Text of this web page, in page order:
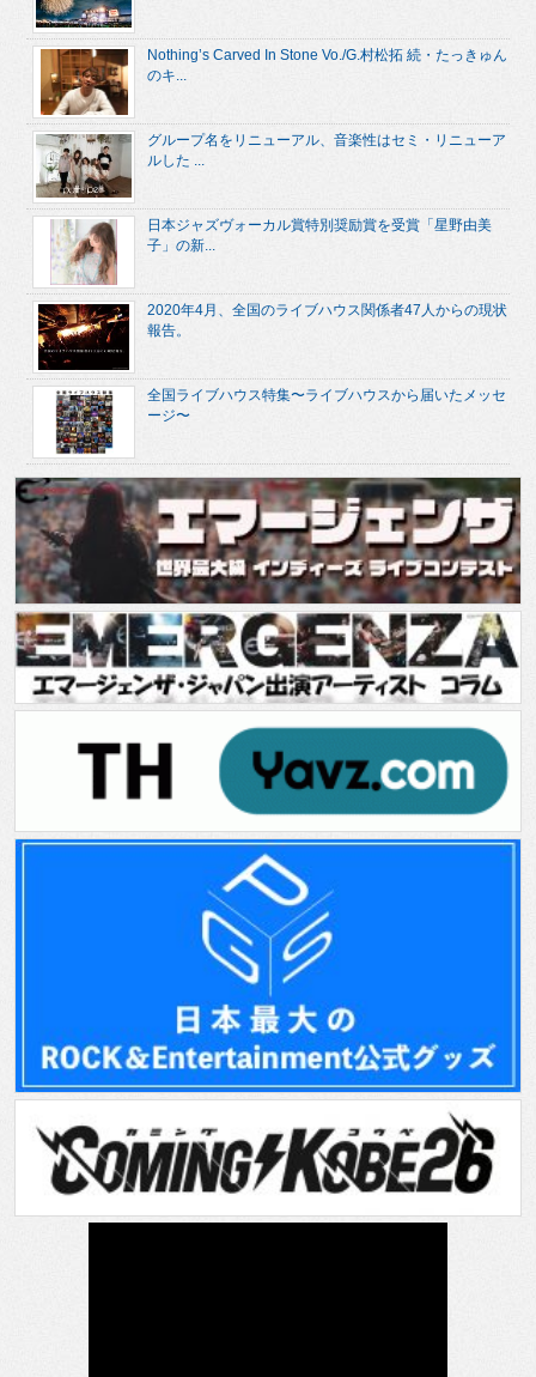
Nothing’s Carved In Stone Vo./G.村松拓 続・たっきゅん
のキ...
グループ名をリニューアル、音楽性はセミ・リニューア
ルした ...
日本ジャズヴォーカル賞特別奨励賞を受賞「星野由美
子」の新...
2020年4月、全国のライブハウス関係者47人からの現状
報告。
全国ライブハウス特集〜ライブハウスから届いたメッセ
ージ〜